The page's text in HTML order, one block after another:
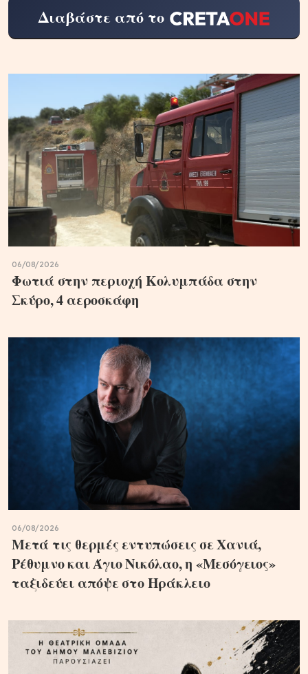
Διαβάστε από το
06/08/2026
Φωτιά στην περιοχή Κολυμπάδα στην
Σκύρο, 4 αεροσκάφη
06/08/2026
Μετά τις θερμές εντυπώσεις σε Χανιά,
Ρέθυμνο και Άγιο Νικόλαο, η «Μεσόγειος»
ταξιδεύει απόψε στο Ηράκλειο